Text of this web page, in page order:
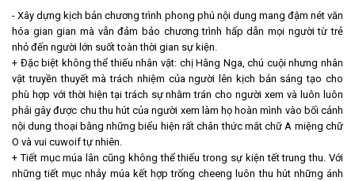
- Xây dựng kịch bản chương trình phong phú nội dung mang đậm nét văn
hóa gian gian mà vẫn đảm bảo chương trình hấp dẫn mọi người từ trẻ
nhỏ đến người lớn suốt toàn thời gian sự kiện.
+ Đặc biệt không thể thiếu nhân vật: chị Hằng Nga, chú cuội nhưng nhân
vật truyền thuyết mà trách nhiệm của người lên kịch bản sáng tạo cho
phù hợp với thời hiện tại trách sự nhằm trán cho người xem và luôn luôn
phải gây được chu thu hút của người xem làm họ hoàn mình vào bối cảnh
nội dung thoại bằng những biểu hiện rất chân thức mắt chữ A miệng chữ
O và vui cuwoif tự nhiên.
+ Tiết mục múa lân cũng không thể thiếu trong sự kiện tết trung thu. Với
những tiết mục nhảy múa kết hợp trống cheeng luôn thu hút những ánh